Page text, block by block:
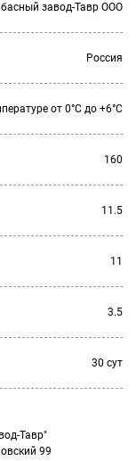
завод-Тавр ООО
Россия
от 0°С до +6°С
160
11.5
11
3.5
30 сут
Тавр"
99